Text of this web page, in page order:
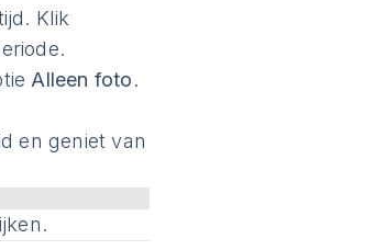
Klik
Alleen foto.
en geniet van